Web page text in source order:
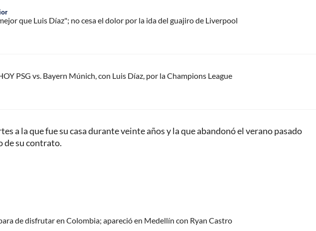
que Luis Díaz"; no cesa el dolor por la ida del guajiro de Liverpool
PSG vs. Bayern Múnich, con Luis Díaz, por la Champions League
a la que fue su casa durante veinte años y la que abandonó el verano pasado
de su contrato.
de disfrutar en Colombia; apareció en Medellín con Ryan Castro